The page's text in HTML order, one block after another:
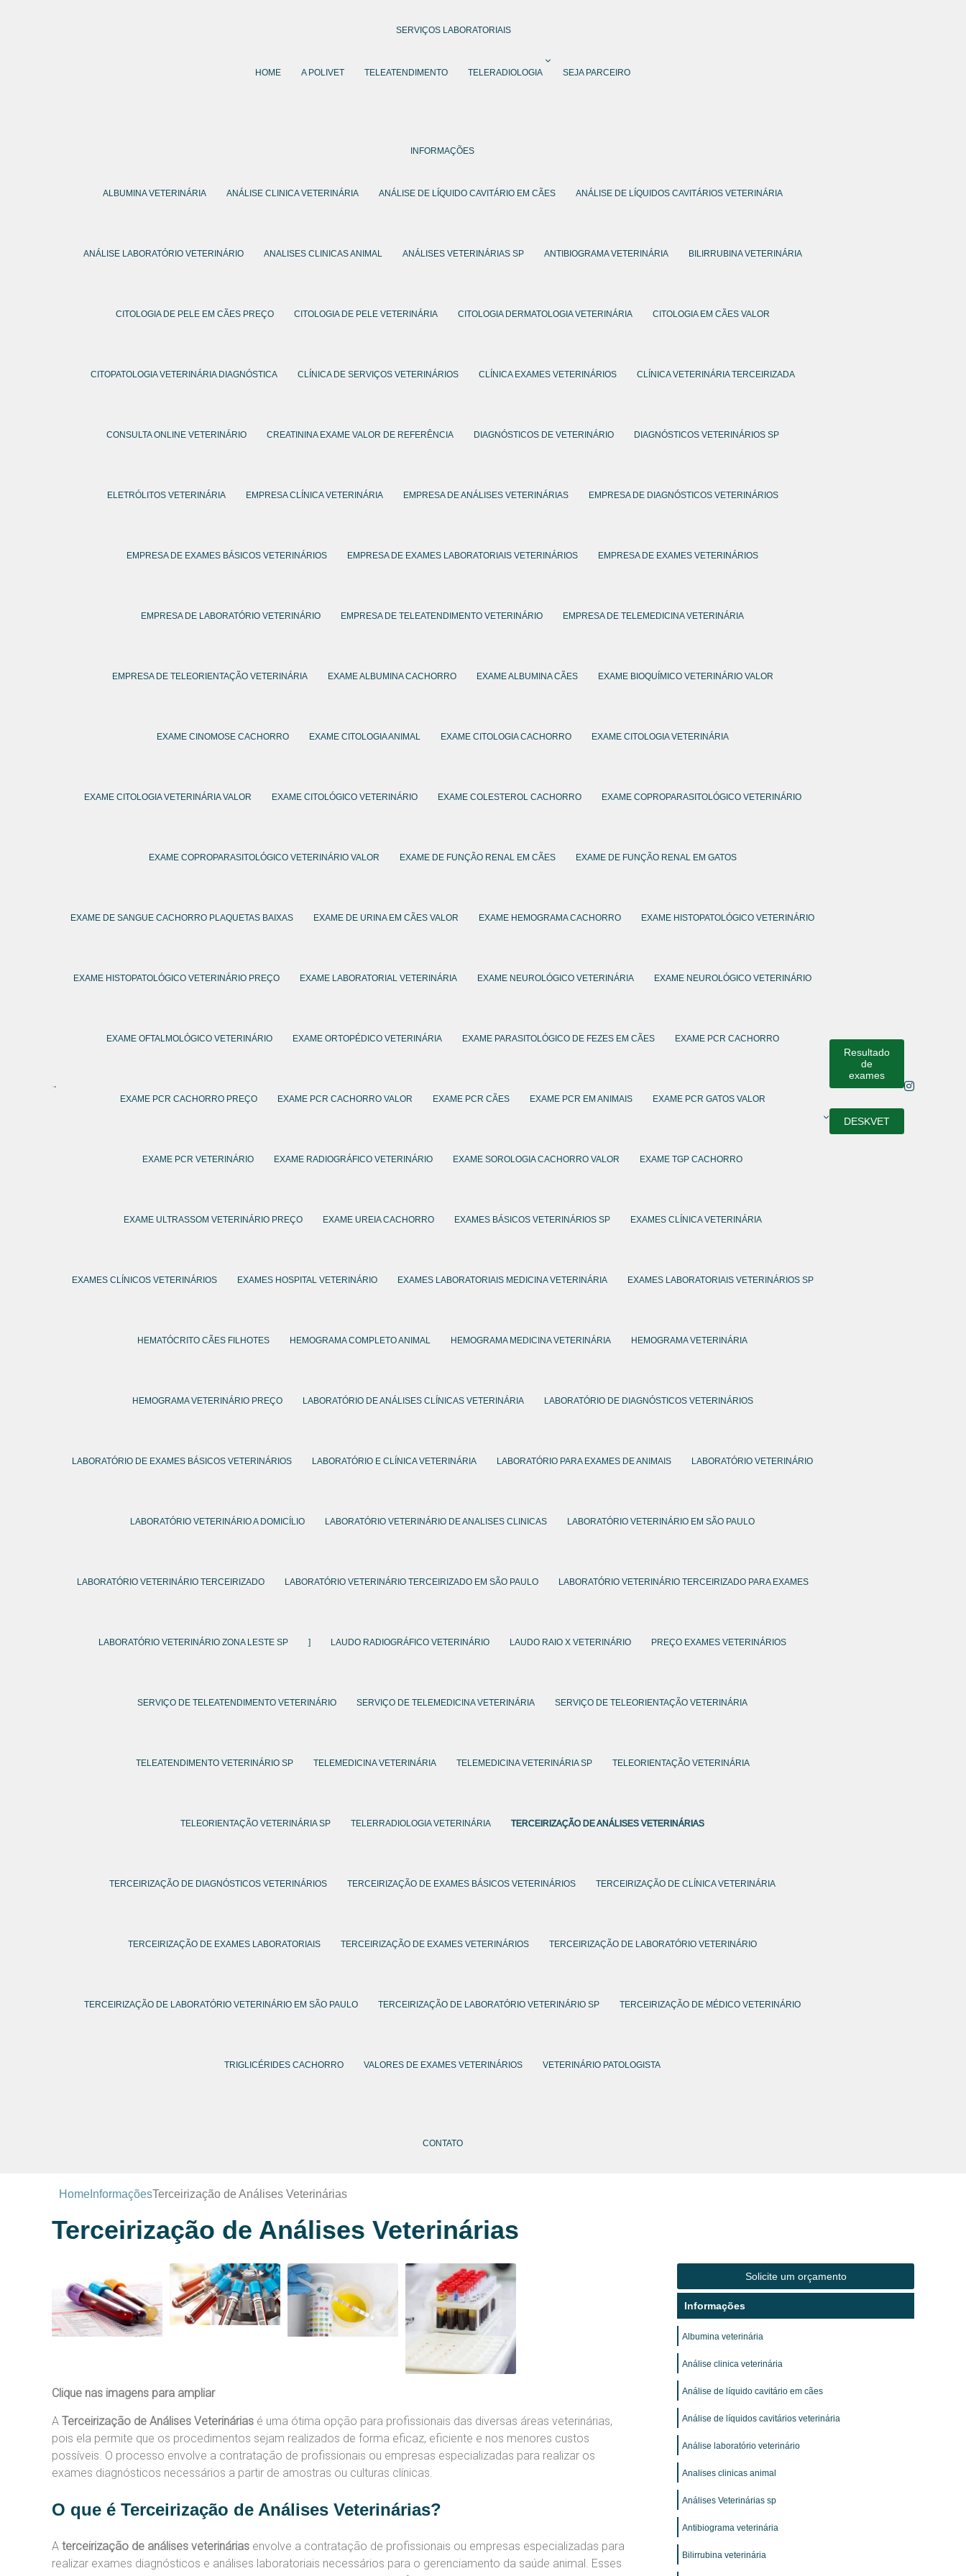
HOME A POLIVET
SERVIÇOS LABORATORIAIS
TELEATENDIMENTO TELERADIOLOGIA SEJA PARCEIRO
INFORMAÇÕES
ALBUMINA VETERINÁRIA ANÁLISE CLINICA VETERINÁRIA ANÁLISE DE LÍQUIDO CAVITÁRIO EM CÃES ANÁLISE DE LÍQUIDOS CAVITÁRIOS VETERINÁRIA
ANÁLISE LABORATÓRIO VETERINÁRIO ANALISES CLINICAS ANIMAL ANÁLISES VETERINÁRIAS SP ANTIBIOGRAMA VETERINÁRIA BILIRRUBINA VETERINÁRIA
CITOLOGIA DE PELE EM CÃES PREÇO CITOLOGIA DE PELE VETERINÁRIA CITOLOGIA DERMATOLOGIA VETERINÁRIA CITOLOGIA EM CÃES VALOR
CITOPATOLOGIA VETERINÁRIA DIAGNÓSTICA CLÍNICA DE SERVIÇOS VETERINÁRIOS CLÍNICA EXAMES VETERINÁRIOS CLÍNICA VETERINÁRIA TERCEIRIZADA
CONSULTA ONLINE VETERINÁRIO CREATININA EXAME VALOR DE REFERÊNCIA DIAGNÓSTICOS DE VETERINÁRIO DIAGNÓSTICOS VETERINÁRIOS SP
ELETRÓLITOS VETERINÁRIA EMPRESA CLÍNICA VETERINÁRIA EMPRESA DE ANÁLISES VETERINÁRIAS EMPRESA DE DIAGNÓSTICOS VETERINÁRIOS
EMPRESA DE EXAMES BÁSICOS VETERINÁRIOS EMPRESA DE EXAMES LABORATORIAIS VETERINÁRIOS EMPRESA DE EXAMES VETERINÁRIOS
EMPRESA DE LABORATÓRIO VETERINÁRIO EMPRESA DE TELEATENDIMENTO VETERINÁRIO EMPRESA DE TELEMEDICINA VETERINÁRIA
EMPRESA DE TELEORIENTAÇÃO VETERINÁRIA EXAME ALBUMINA CACHORRO EXAME ALBUMINA CÃES EXAME BIOQUÍMICO VETERINÁRIO VALOR
EXAME CINOMOSE CACHORRO EXAME CITOLOGIA ANIMAL EXAME CITOLOGIA CACHORRO EXAME CITOLOGIA VETERINÁRIA
EXAME CITOLOGIA VETERINÁRIA VALOR EXAME CITOLÓGICO VETERINÁRIO EXAME COLESTEROL CACHORRO EXAME COPROPARASITOLÓGICO VETERINÁRIO
EXAME COPROPARASITOLÓGICO VETERINÁRIO VALOR EXAME DE FUNÇÃO RENAL EM CÃES EXAME DE FUNÇÃO RENAL EM GATOS
EXAME DE SANGUE CACHORRO PLAQUETAS BAIXAS EXAME DE URINA EM CÃES VALOR EXAME HEMOGRAMA CACHORRO EXAME HISTOPATOLÓGICO VETERINÁRIO
EXAME HISTOPATOLÓGICO VETERINÁRIO PREÇO EXAME LABORATORIAL VETERINÁRIA EXAME NEUROLÓGICO VETERINÁRIA EXAME NEUROLÓGICO VETERINÁRIO
EXAME OFTALMOLÓGICO VETERINÁRIO EXAME ORTOPÉDICO VETERINÁRIA EXAME PARASITOLÓGICO DE FEZES EM CÃES EXAME PCR CACHORRO
EXAME PCR CACHORRO PREÇO EXAME PCR CACHORRO VALOR EXAME PCR CÃES EXAME PCR EM ANIMAIS EXAME PCR GATOS VALOR
EXAME PCR VETERINÁRIO EXAME RADIOGRÁFICO VETERINÁRIO EXAME SOROLOGIA CACHORRO VALOR EXAME TGP CACHORRO
EXAME ULTRASSOM VETERINÁRIO PREÇO EXAME UREIA CACHORRO EXAMES BÁSICOS VETERINÁRIOS SP EXAMES CLÍNICA VETERINÁRIA
EXAMES CLÍNICOS VETERINÁRIOS EXAMES HOSPITAL VETERINÁRIO EXAMES LABORATORIAIS MEDICINA VETERINÁRIA EXAMES LABORATORIAIS VETERINÁRIOS SP
HEMATÓCRITO CÃES FILHOTES HEMOGRAMA COMPLETO ANIMAL HEMOGRAMA MEDICINA VETERINÁRIA HEMOGRAMA VETERINÁRIA
HEMOGRAMA VETERINÁRIO PREÇO LABORATÓRIO DE ANÁLISES CLÍNICAS VETERINÁRIA LABORATÓRIO DE DIAGNÓSTICOS VETERINÁRIOS
LABORATÓRIO DE EXAMES BÁSICOS VETERINÁRIOS LABORATÓRIO E CLÍNICA VETERINÁRIA LABORATÓRIO PARA EXAMES DE ANIMAIS LABORATÓRIO VETERINÁRIO
LABORATÓRIO VETERINÁRIO A DOMICÍLIO LABORATÓRIO VETERINÁRIO DE ANALISES CLINICAS LABORATÓRIO VETERINÁRIO EM SÃO PAULO
LABORATÓRIO VETERINÁRIO TERCEIRIZADO LABORATÓRIO VETERINÁRIO TERCEIRIZADO EM SÃO PAULO LABORATÓRIO VETERINÁRIO TERCEIRIZADO PARA EXAMES
LABORATÓRIO VETERINÁRIO ZONA LESTE SP ] LAUDO RADIOGRÁFICO VETERINÁRIO LAUDO RAIO X VETERINÁRIO PREÇO EXAMES VETERINÁRIOS
SERVIÇO DE TELEATENDIMENTO VETERINÁRIO SERVIÇO DE TELEMEDICINA VETERINÁRIA SERVIÇO DE TELEORIENTAÇÃO VETERINÁRIA
TELEATENDIMENTO VETERINÁRIO SP TELEMEDICINA VETERINÁRIA TELEMEDICINA VETERINÁRIA SP TELEORIENTAÇÃO VETERINÁRIA
TELEORIENTAÇÃO VETERINÁRIA SP TELERRADIOLOGIA VETERINÁRIA TERCEIRIZAÇÃO DE ANÁLISES VETERINÁRIAS
TERCEIRIZAÇÃO DE DIAGNÓSTICOS VETERINÁRIOS TERCEIRIZAÇÃO DE EXAMES BÁSICOS VETERINÁRIOS TERCEIRIZAÇÃO DE CLÍNICA VETERINÁRIA
TERCEIRIZAÇÃO DE EXAMES LABORATORIAIS TERCEIRIZAÇÃO DE EXAMES VETERINÁRIOS TERCEIRIZAÇÃO DE LABORATÓRIO VETERINÁRIO
TERCEIRIZAÇÃO DE LABORATÓRIO VETERINÁRIO EM SÃO PAULO TERCEIRIZAÇÃO DE LABORATÓRIO VETERINÁRIO SP TERCEIRIZAÇÃO DE MÉDICO VETERINÁRIO
TRIGLICÉRIDES CACHORRO VALORES DE EXAMES VETERINÁRIOS VETERINÁRIO PATOLOGISTA
CONTATO
Resultado
de
exames
DESKVET
Home InformaçõesTerceirização de Análises Veterinárias
Terceirização de Análises Veterinárias
Clique nas imagens para ampliar
A Terceirização de Análises Veterinárias é uma ótima opção para profissionais das diversas áreas veterinárias,
pois ela permite que os procedimentos sejam realizados de forma eficaz, eficiente e nos menores custos
possíveis. O processo envolve a contratação de profissionais ou empresas especializadas para realizar os
exames diagnósticos necessários a partir de amostras ou culturas clínicas.
O que é Terceirização de Análises Veterinárias?
A terceirização de análises veterinárias envolve a contratação de profissionais ou empresas especializadas para
realizar exames diagnósticos e análises laboratoriais necessários para o gerenciamento da saúde animal. Esses
Solicite um orçamento
Informações
Albumina veterinária
Análise clinica veterinária
Análise de líquido cavitário em cães
Análise de líquidos cavitários veterinária
Análise laboratório veterinário
Analises clinicas animal
Análises Veterinárias sp
Antibiograma veterinária
Bilirrubina veterinária